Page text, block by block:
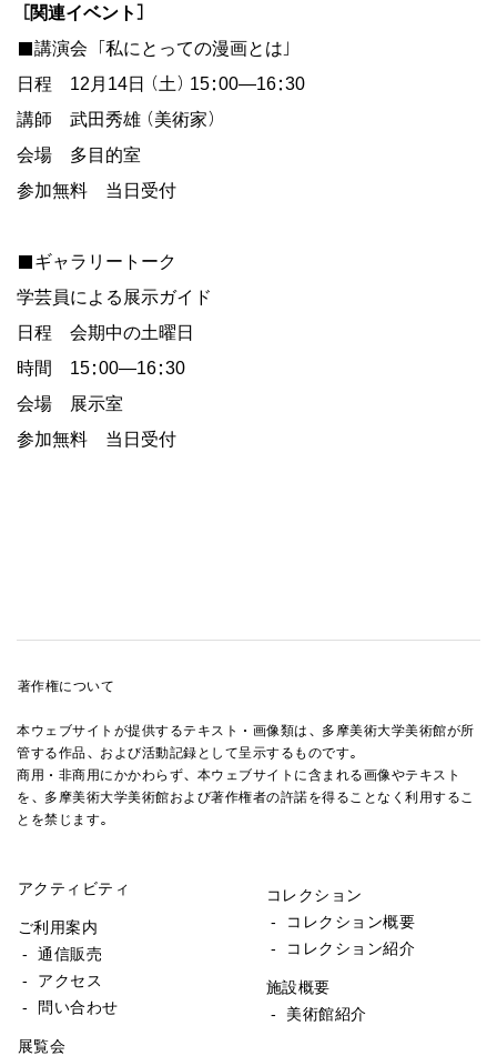
［関連イベント］
■講演会「私にとっての漫画とは」
日程 12月14日（土）15:00―16:30
講師 武田秀雄（美術家）
会場 多目的室
参加無料 当日受付
■ギャラリートーク
学芸員による展示ガイド
日程 会期中の土曜日
時間 15:00―16:30
会場 展示室
参加無料 当日受付
著作権について
本ウェブサイトが提供するテキスト・画像類は、多摩美術大学美術館が所
管する作品、および活動記録として呈示するものです。
商用・非商用にかかわらず、本ウェブサイトに含まれる画像やテキスト
を、多摩美術大学美術館および著作権者の許諾を得ることなく利用するこ
とを禁じます。
アクティビティ
ご利用案内
- 通信販売
- アクセス
- 問い合わせ
展覧会
コレクション
- コレクション概要
- コレクション紹介
施設概要
- 美術館紹介